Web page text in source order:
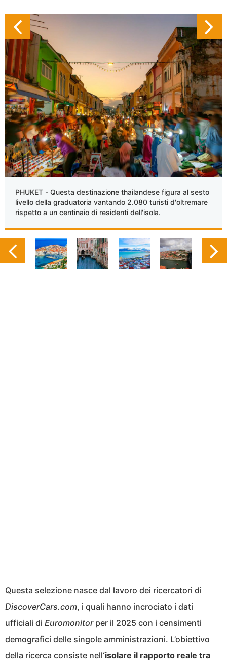
PHUKET - Questa destinazione thailandese figura al sesto
livello della graduatoria vantando 2.080 turisti d'oltremare
rispetto a un centinaio di residenti dell'isola.
Questa selezione nasce dal lavoro dei ricercatori di
DiscoverCars.com, i quali hanno incrociato i dati
ufficiali di Euromonitorper il 2025 con i censimenti
demografici delle singole amministrazioni. L’obiettivo
della ricerca consiste nell‘isolare il rapporto reale tra